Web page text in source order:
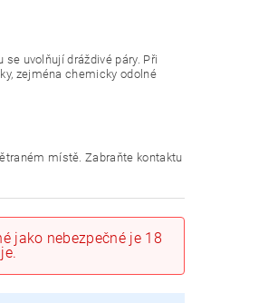
uvolňují dráždivé páry. Při
zejména chemicky odolné
místě. Zabraňte kontaktu
jako nebezpečné je 18